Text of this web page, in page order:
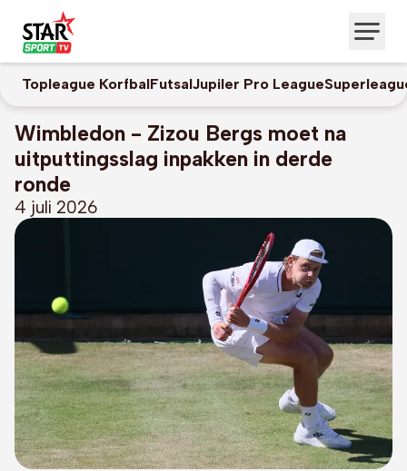
Topleague KorfbalFutsalJupiler Pro League
Wimbledon - Zizou Bergs moet na
uitputtingsslag inpakken in derde
ronde
4 juli 2026